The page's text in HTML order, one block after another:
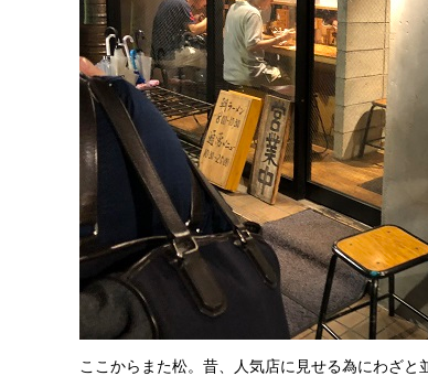
ここからまた松。昔、人気店に見せる為にわざと